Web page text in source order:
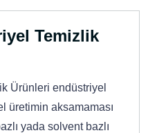
Temizlik
Ürünleri endüstriyel
üretimin aksamaması
yada solvent bazlı